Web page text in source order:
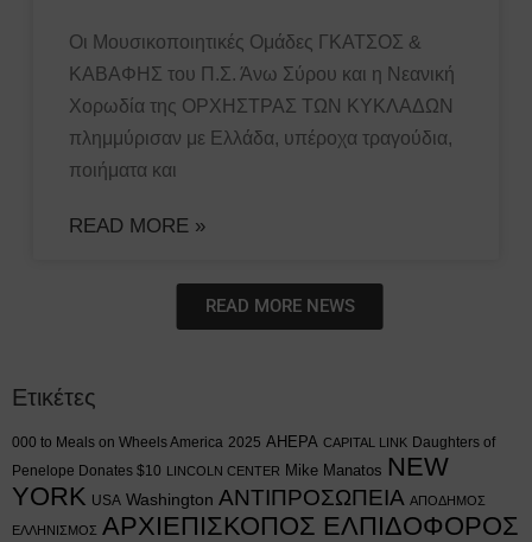
Οι Μουσικοποιητικές Ομάδες ΓΚΑΤΣΟΣ &
ΚΑΒΑΦΗΣ του Π.Σ. Άνω Σύρου και η Νεανική
Χορωδία της ΟΡΧΗΣΤΡΑΣ ΤΩΝ ΚΥΚΛΑΔΩΝ
πλημμύρισαν με Ελλάδα, υπέροχα τραγούδια,
ποιήματα και
READ MORE »
READ MORE NEWS
Ετικέτες
000 to Meals on Wheels America 2025 AHEPA CAPITAL LINK Daughters of
Penelope Donates $10 LINCOLN CENTER Mike Manatos NEW
YORK USA Washington ΑΝΤΙΠΡΟΣΩΠΕΙΑ ΑΠΟΔΗΜΟΣ
ΕΛΛΗΝΙΣΜΟΣ ΑΡΧΙΕΠΙΣΚΟΠΟΣ ΕΛΠΙΔΟΦΟΡΟΣ